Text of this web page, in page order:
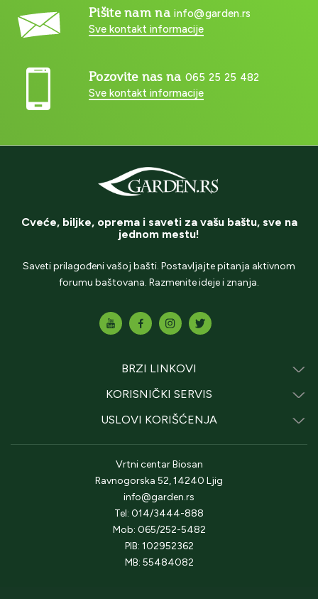
Pišite nam nainfo@garden.rs
Sve kontakt informacije
Pozovite nas na 065 25 25 482
Sve kontakt informacije
Cveće, biljke, oprema i saveti za vašu baštu, sve na
jednom mestu!
Saveti prilagođeni vašoj bašti. Postavljajte pitanja aktivnom
forumu baštovana. Razmenite ideje i znanja.
BRZI LINKOVI
KORISNIČKI SERVIS
USLOVI KORIŠĆENJA
Vrtni centar Biosan
Ravnogorska 52, 14240 Ljig
info@garden.rs
Tel: 014/3444-888
Mob: 065/252-5482
PIB: 102952362
MB: 55484082